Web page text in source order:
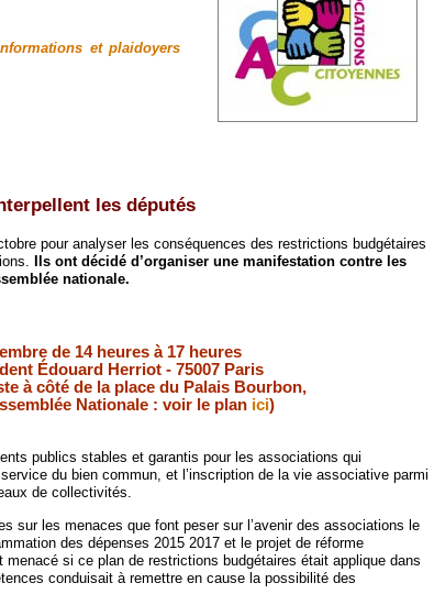
et plaidoyers
les députés
pour analyser les conséquences des restrictions budgétaires
Ils ont décidé d’organiser une manifestation contre les
nationale.
de 14 heures à 17 heures
Édouard Herriot - 75007 Paris
à côté de la place du Palais Bourbon,
Nationale : voir le plan ici)
publics stables et garantis pour les associations qui
du bien commun, et l’inscription de la vie associative parmi
de collectivités.
sur les menaces que font peser sur l’avenir des associations le
des dépenses 2015 2017 et le projet de réforme
menacé si ce plan de restrictions budgétaires était applique dans
conduisait à remettre en cause la possibilité des